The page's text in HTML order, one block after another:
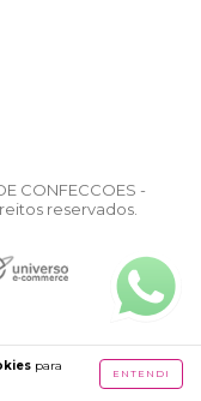
para
ENTENDI
CONFECCOES -
reservados.